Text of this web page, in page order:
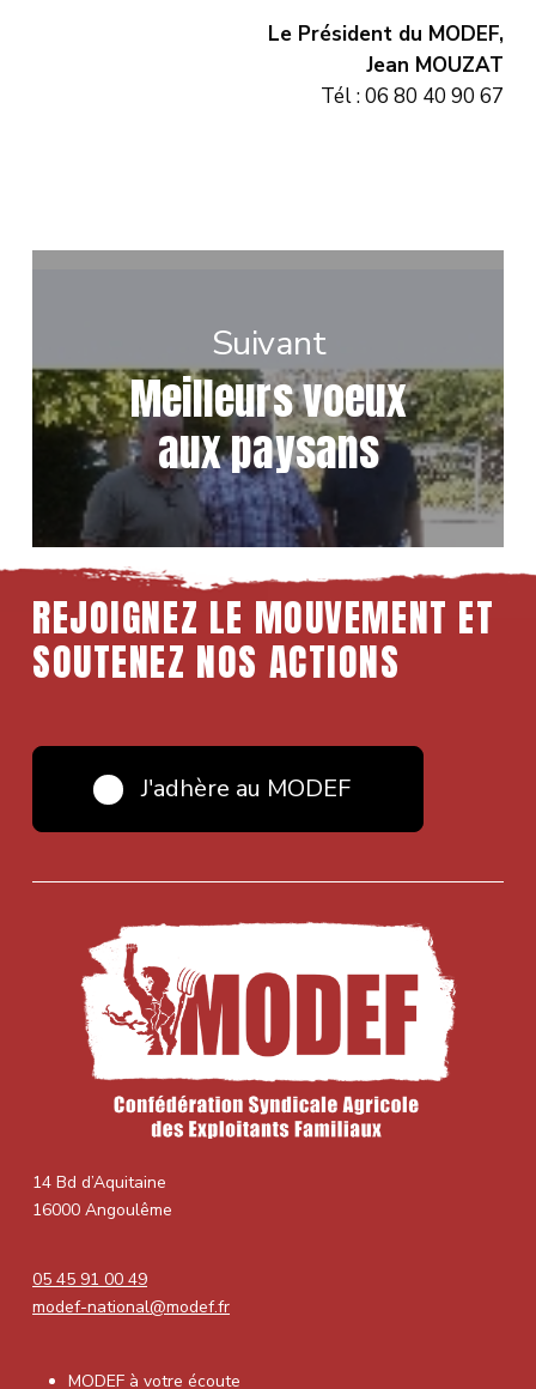
Le Président du MODEF,
Jean MOUZAT
Tél : 06 80 40 90 67
Suivant
Meilleurs voeux
aux paysans
REJOIGNEZ LE MOUVEMENT ET
SOUTENEZ NOS ACTIONS
J'adhère au MODEF
14 Bd d’Aquitaine
16000 Angoulême
05 45 91 00 49
modef-national@modef.fr
MODEF à votre écoute